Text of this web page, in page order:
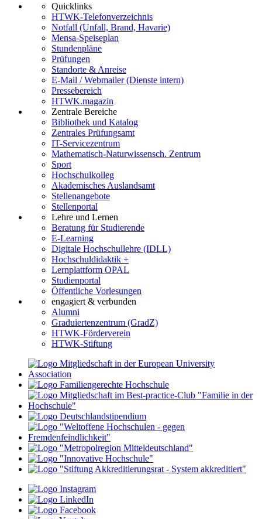
Quicklinks
HTWK-Telefonverzeichnis
Notfall (Unfall, Brand, Havarie)
Mensa-Speiseplan
Stundenpläne
Prüfungen
Standorte & Anreise
E-Mail / Webmailer (Dienste intern)
Pressebereich
HTWK.magazin
Zentrale Bereiche
Bibliothek und Katalog
Zentrales Prüfungsamt
IT-Servicezentrum
Mathematisch-Naturwissensch. Zentrum
Sport
Hochschulkolleg
Akademisches Auslandsamt
Stellenangebote
Stellenportal
Lehre und Lernen
Beratung für Studierende
E-Learning
Digitale Hochschullehre (IDLL)
Hochschuldidaktik +
Lernplattform OPAL
Studienportal
Öffentliche Vorlesungen
engagiert & verbunden
Alumni
Graduiertenzentrum (GradZ)
HTWK-Förderverein
HTWK-Stiftung